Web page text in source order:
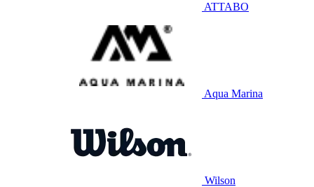
ATTABO
Aqua Marina
Wilson